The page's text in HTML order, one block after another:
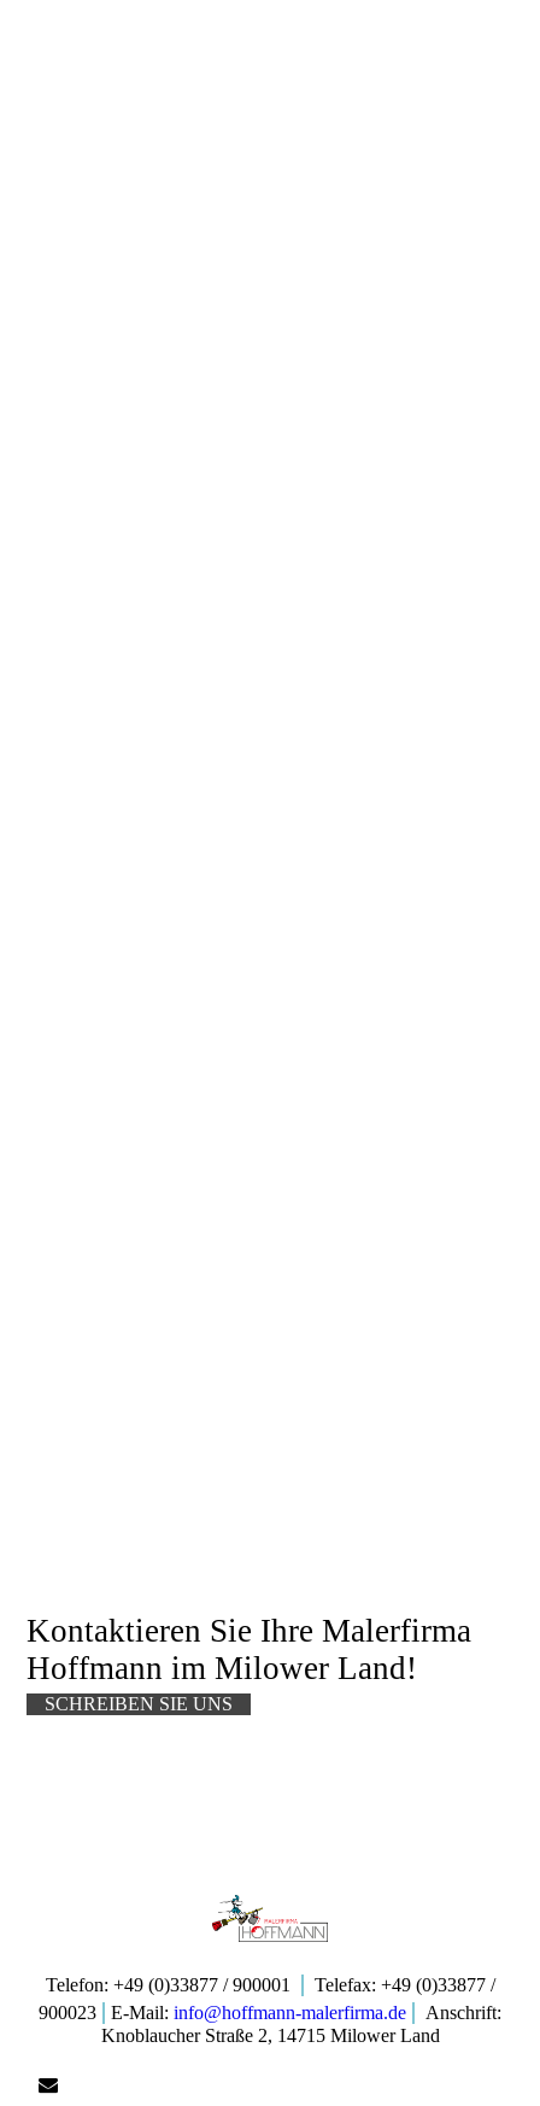
Kontaktieren Sie Ihre Malerfirma
Hoffmann imMilower Land!
SCHREIBEN SIE UNS
Telefon: +49 (0)33877 / 900001 | Telefax: +49 (0)33877 /
900023 | E-Mail: info@hoffmann-malerfirma.de | Anschrift:
Knoblaucher Straße 2, 14715 Milower Land